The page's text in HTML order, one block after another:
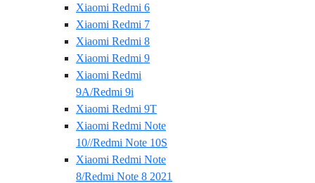
Xiaomi Redmi 6
Xiaomi Redmi 7
Xiaomi Redmi 8
Xiaomi Redmi 9
Xiaomi Redmi
9A/Redmi 9i
Xiaomi Redmi 9T
Xiaomi Redmi Note
10//Redmi Note 10S
Xiaomi Redmi Note
8/Redmi Note 8 2021